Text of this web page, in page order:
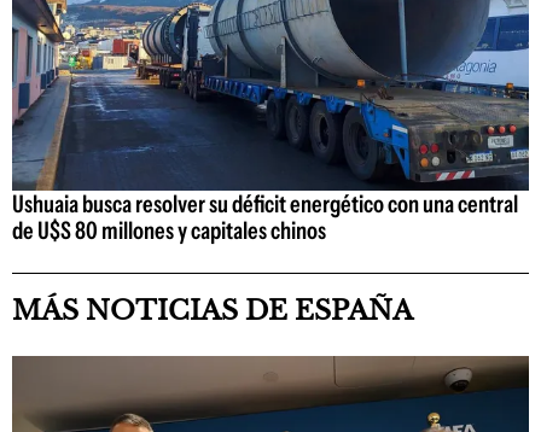
Ushuaia busca resolver su déficit energético con una central
de U$S 80 millones y capitales chinos
MÁS NOTICIAS DE ESPAÑA